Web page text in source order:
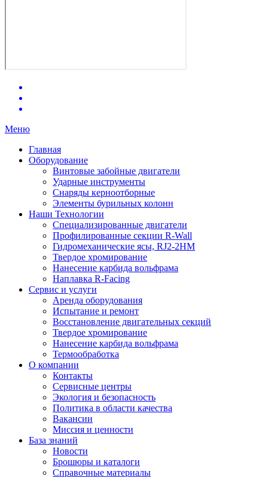
Меню
Главная
Оборудование
Винтовые забойные двигатели
Ударные инструменты
Снаряды керноотборные
Элементы бурильных колонн
Наши Технологии
Специализированные двигатели
Профилированные секции R-Wall
Гидромеханические ясы, RJ2-2HM
Твердое хромирование
Нанесение карбида вольфрама
Наплавка R-Facing
Сервис и услуги
Аренда оборудования
Испытание и ремонт
Восстановление двигательных секций
Твердое хромирование
Нанесение карбида вольфрама
Термообработка
О компании
Контакты
Сервисные центры
Экология и безопасность
Политика в области качества
Вакансии
Миссия и ценности
База знаний
Новости
Брошюры и каталоги
Справочные материалы